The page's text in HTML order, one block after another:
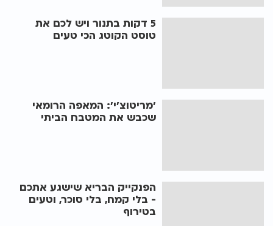
5 דקות בתנור ויש לכם את
טוסט הקוטג הכי טעים
'מריטוצ'י': המאפה הרומאי
שכבש את המטבח הביתי
הפנקייק הבריא שישגע אתכם
- בלי קמח, בלי סוכר, וטעים
בטירוף